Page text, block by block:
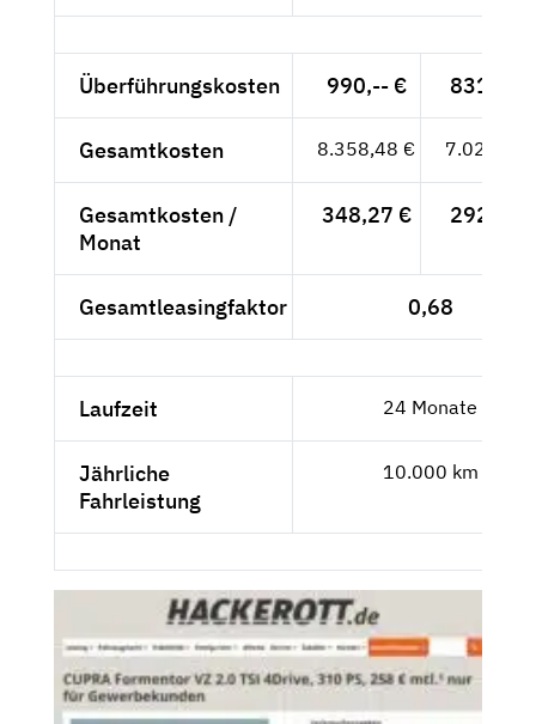
Überführungskosten 990,-- € 831,93
Gesamtkosten 8.358,48 € 7.023,93
Gesamtkosten /
Monat
348,27 € 292,66
Gesamtleasingfaktor 0,68
Laufzeit 24 Monate
Jährliche
Fahrleistung
10.000 km